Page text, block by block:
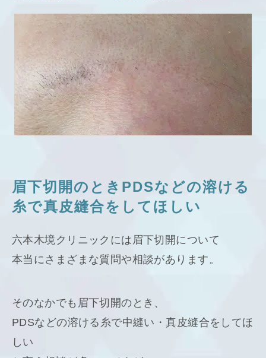
眉下切開のときPDSなどの溶ける
糸で真皮縫合をしてほしい
六本木境クリニックには眉下切開について
本当にさまざまな質問や相談があります。
そのなかでも眉下切開のとき、
PDSなどの溶ける糸で中縫い・真皮縫合をしてほ
しい